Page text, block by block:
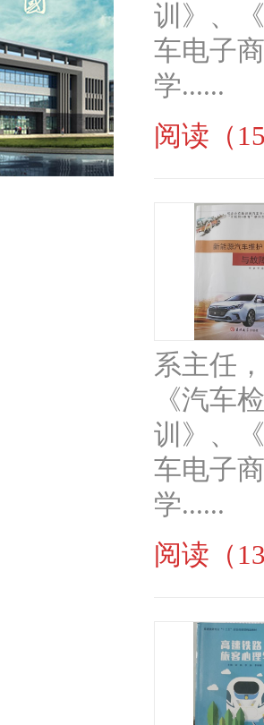
训》、
车电子
学......
阅读（
系主任
《汽车
训》、
车电子
学......
阅读（